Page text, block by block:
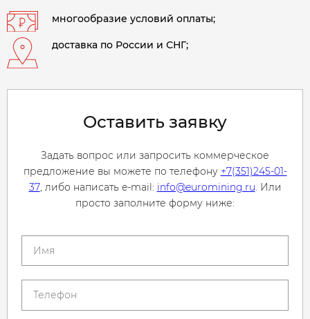
многообразие условий оплаты;
доставка по России и СНГ;
Оставить заявку
Задать вопрос или запросить коммерческое
предложение вы можете по телефону +7(351)245-01-
37, либо написать e-mail: info@euromining.ru. Или
просто заполните форму ниже: